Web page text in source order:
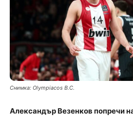
Снимка: Olympiacos B.C.
Aлександър Везенков попречи